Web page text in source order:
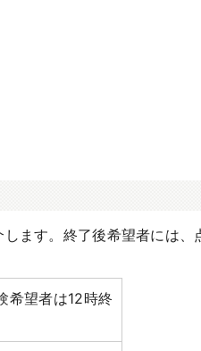
ます。終了後希望者には、
希望者は12時終